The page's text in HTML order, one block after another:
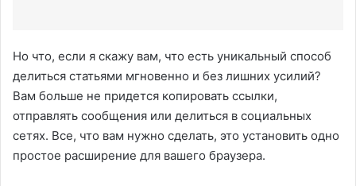
Но что, если я скажу вам, что есть уникальный способ
делиться статьями мгновенно и без лишних усилий?
Вам больше не придется копировать ссылки,
отправлять сообщения или делиться в социальных
сетях. Все, что вам нужно сделать, это установить одно
простое расширение для вашего браузера.